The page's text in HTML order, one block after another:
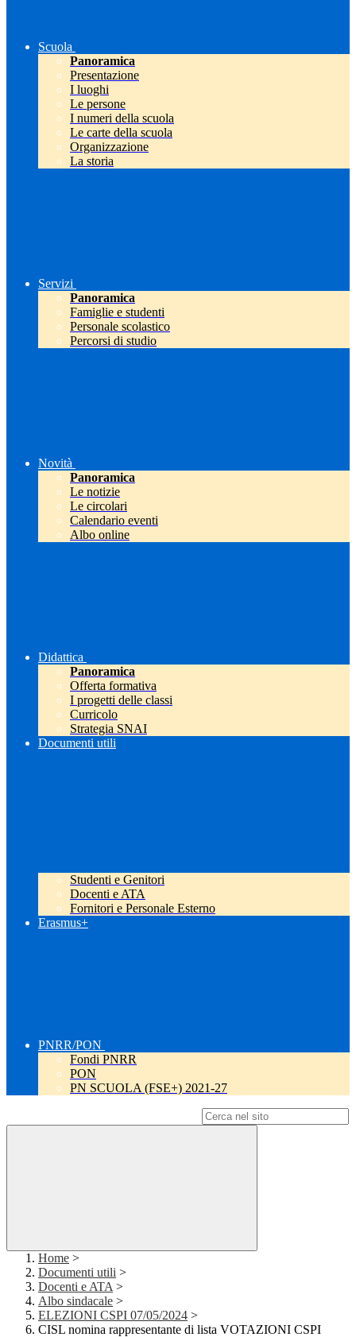
Scuola
Panoramica
Presentazione
I luoghi
Le persone
I numeri della scuola
Le carte della scuola
Organizzazione
La storia
Servizi
Panoramica
Famiglie e studenti
Personale scolastico
Percorsi di studio
Novità
Panoramica
Le notizie
Le circolari
Calendario eventi
Albo online
Didattica
Panoramica
Offerta formativa
I progetti delle classi
Curricolo
Strategia SNAI
Documenti utili
Studenti e Genitori
Docenti e ATA
Fornitori e Personale Esterno
Erasmus+
PNRR/PON
Fondi PNRR
PON
PN SCUOLA (FSE+) 2021-27
Home >
Documenti utili >
Docenti e ATA >
Albo sindacale >
ELEZIONI CSPI 07/05/2024 >
CISL nomina rappresentante di lista VOTAZIONI CSPI